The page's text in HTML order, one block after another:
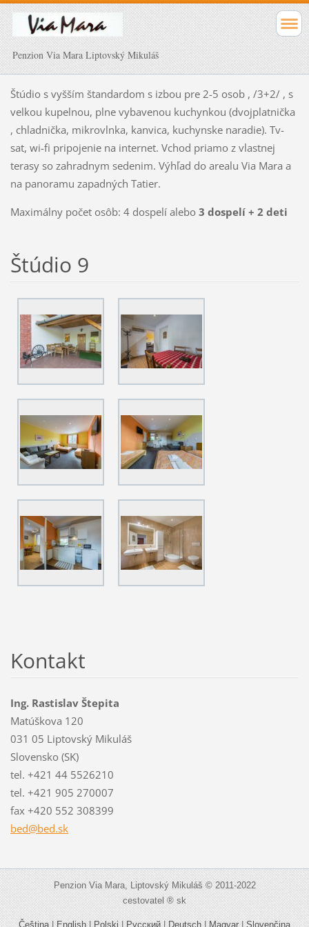
Penzion Via Mara Liptovský Mikuláš
Štúdio s vyšším štandardom s izbou pre 2-5 osob , /3+2/ , s
velkou kupelnou, plne vybavenou kuchynkou (dvojplatnička
, chladnička, mikrovlnka, kanvica, kuchynske naradie). Tv-
sat, wi-fi pripojenie na internet. Vchod priamo z vlastnej
terasy so zahradnym sedenim. Výhľad do arealu Via Mara a
na panoramu zapadných Tatier.
Maximálny počet osôb: 4 dospelí alebo 3 dospelí + 2 deti
Štúdio 9
Kontakt
Ing. Rastislav Štepita
Matúškova 120
031 05 Liptovský Mikuláš
Slovensko (SK)
tel. +421 44 5526210
tel. +421 905 270007
fax +420 552 308399
bed@bed.sk
Penzion Via Mara, Liptovský Mikuláš © 2011-2022
cestovatel ® sk
Čeština|English|Polski|Русский|Deutsch|Magyar|Slovenčina